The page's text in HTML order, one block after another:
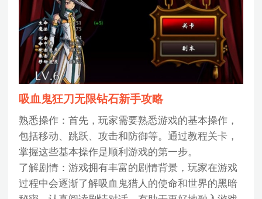
吸血鬼狂刀无限钻石新手攻略
熟悉操作：首先，玩家需要熟悉游戏的基本操作，
包括移动、跳跃、攻击和防御等。通过教程关卡，
掌握这些基本操作是顺利游戏的第一步。
了解剧情：游戏拥有丰富的剧情背景，玩家在游戏
过程中会逐渐了解吸血鬼猎人的使命和世界的黑暗